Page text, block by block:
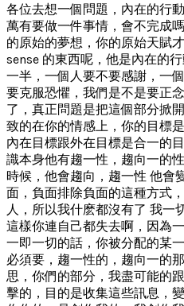
各位去想一個問題，內在的行
萬有要做一件事情，會不完成
的原始的夢想，你的原始天賦
sense 的東西呢，他是內在的
一半，一個人要不要感謝，一
要克服恐懼，我們是不是要正
了，真正問題是把這個部分掀
致的在你的情感上，你的目標
內在目標跟外在目標是合一的
識本身他有趨一性，趨向一的
時候，他會趨向，趨一性 他會
面，負面排除負面的這種方式
人，所以我什麽都沒有了 我一
這樣你連自己都失去啊，因為
一即一切的話，你被分配的某
必須要，趨一性的，趨向一的
思，你們的部分，我盡可能的
擊的，目的是收集這些訊息，